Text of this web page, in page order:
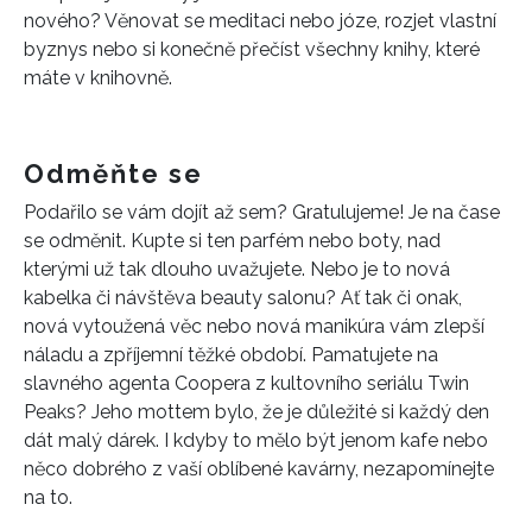
INFORMACE
nového? Věnovat se meditaci nebo józe, rozjet vlastní
byznys nebo si konečně přečíst všechny knihy, které
máte v knihovně.
Odměňte se
Podařilo se vám dojít až sem? Gratulujeme! Je na čase
se odměnit. Kupte si ten parfém nebo boty, nad
kterými už tak dlouho uvažujete. Nebo je to nová
kabelka či návštěva beauty salonu? Ať tak či onak,
nová vytoužená věc nebo nová manikúra vám zlepší
náladu a zpříjemní těžké období. Pamatujete na
slavného agenta Coopera z kultovního seriálu Twin
Peaks? Jeho mottem bylo, že je důležité si každý den
dát malý dárek. I kdyby to mělo být jenom kafe nebo
něco dobrého z vaší oblíbené kavárny, nezapomínejte
na to.